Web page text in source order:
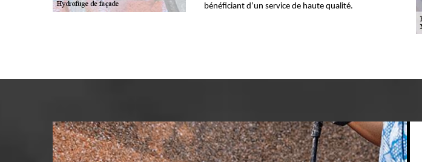
bénéficiant d’un service de haute qualité.